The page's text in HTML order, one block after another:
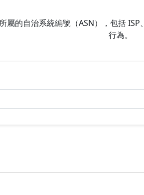
屬的自治系統編號（ASN），包括
行為。